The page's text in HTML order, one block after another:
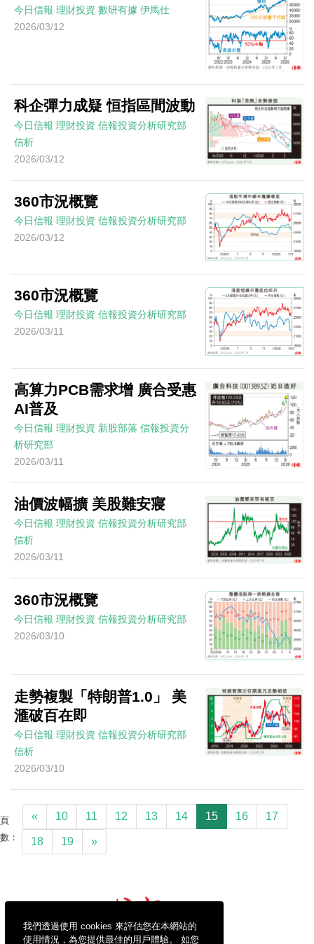
我們透過使用 cookies 來評估您在本網站的
使用情況，為您提供最佳的用戶體驗。 如您
今日信報 理財投資 數研有據 伊馬仕
2026/03/12
科企彈力成疑 恒指區間波動
今日信報 理財投資 信報投資分析研究部
信析
2026/03/12
360市況概覽
今日信報 理財投資 信報投資分析研究部
2026/03/12
360市況概覽
今日信報 理財投資 信報投資分析研究部
2026/03/11
高算力PCB需求增 廣合受惠
AI普及
今日信報 理財投資 新股部落 信報投資分
析研究部
2026/03/11
油價波幅擴 美股難安寢
今日信報 理財投資 信報投資分析研究部
信析
2026/03/11
360市況概覽
今日信報 理財投資 信報投資分析研究部
2026/03/10
走勢複製「特朗普1.0」 美
滙破百在即
今日信報 理財投資 信報投資分析研究部
信析
2026/03/10
頁
數：
« 10 11 12 13 14 15 16 17
18 19 »